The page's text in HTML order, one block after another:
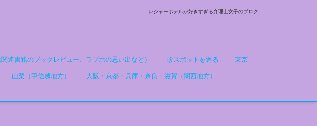
レジャーホテルが好きすぎる弁理士女子のブログ
連書籍のブックレビュー、ラブホの思い出など） 珍スポットを巡る 東京
山梨（甲信越地方） 大阪・京都・兵庫・奈良・滋賀（関西地方）